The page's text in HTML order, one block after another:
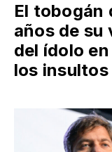
El tobogán
años de su
del ídolo
los insultos